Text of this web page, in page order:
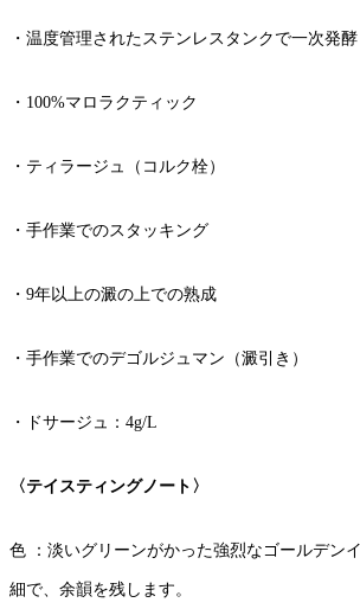
・温度管理されたステンレスタンクで一次発酵
・100%マロラクティック
・ティラージュ（コルク栓）
・手作業でのスタッキング
・9年以上の澱の上での熟成
・手作業でのデゴルジュマン（澱引き）
・ドサージュ：4g/L
〈テイスティングノート〉
色 ：淡いグリーンがかった強烈なゴールデン
細で、余韻を残します。